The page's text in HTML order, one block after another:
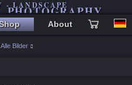
- LANDSCAPE
About
Alle Bilder